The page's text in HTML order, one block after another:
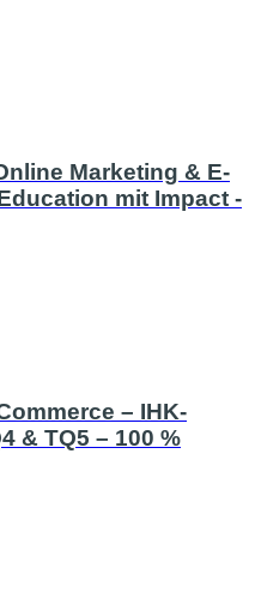
Marketing & E-
mit Impact -
– IHK-
& TQ5 – 100 %